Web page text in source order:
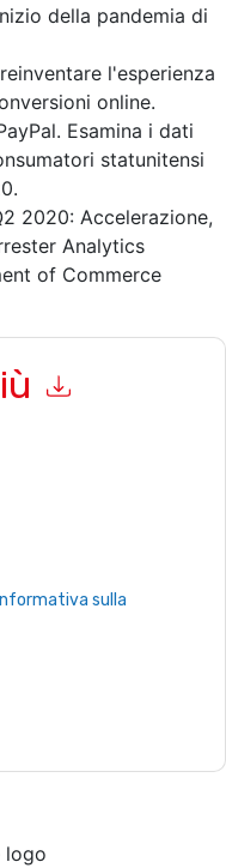
della pandemia di
l'esperienza
online.
Esamina i dati
statunitensi
2020: Accelerazione,
Analytics
of Commerce
Informativa sulla
un'e-mail